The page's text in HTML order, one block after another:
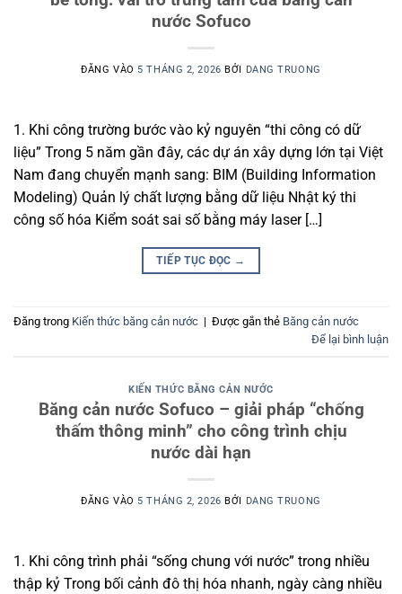
nước Sofuco
ĐĂNG VÀO 5 THÁNG 2, 2026 BỞI DANG TRUONG
1. Khi công trường bước vào kỷ nguyên “thi công có dữ
liệu” Trong 5 năm gần đây, các dự án xây dựng lớn tại Việt
Nam đang chuyển mạnh sang: BIM (Building Information
Modeling) Quản lý chất lượng bằng dữ liệu Nhật ký thi
công số hóa Kiểm soát sai số bằng máy laser […]
TIẾP TỤC ĐỌC →
Đăng trong Kiến thức băng cản nước | Được gắn thẻ Băng cản nước
Để lại bình luận
KIẾN THỨC BĂNG CẢN NƯỚC
Băng cản nước Sofuco – giải pháp “chống
thấm thông minh” cho công trình chịu
nước dài hạn
ĐĂNG VÀO 5 THÁNG 2, 2026 BỞI DANG TRUONG
1. Khi công trình phải “sống chung với nước” trong nhiều
thập kỷ Trong bối cảnh đô thị hóa nhanh, ngày càng nhiều